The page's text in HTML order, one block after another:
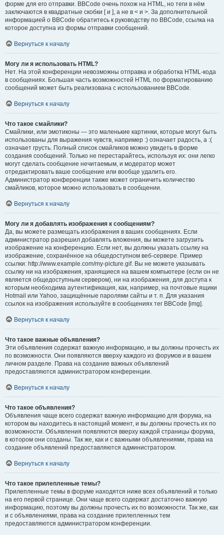
форме для его отправки. BBCode очень похож на HTML, но теги в нём
заключаются в квадратные скобки [ и ], а не в < и >. За дополнительной
информацией о BBCode обратитесь к руководству по BBCode, ссылка на
которое доступна из формы отправки сообщений.
Вернуться к началу
Могу ли я использовать HTML?
Нет. На этой конференции невозможны отправка и обработка HTML-кода
в сообщениях. Большая часть возможностей HTML по форматированию
сообщений может быть реализована с использованием BBCode.
Вернуться к началу
Что такое смайлики?
Смайлики, или эмотиконы — это маленькие картинки, которые могут быть
использованы для выражения чувств, например :) означает радость, а :(
означает грусть. Полный список смайликов можно увидеть в форме
создания сообщений. Только не перестарайтесь, используя их: они легко
могут сделать сообщение нечитаемым, и модератор может
отредактировать ваше сообщение или вообще удалить его.
Администратор конференции также может ограничить количество
смайликов, которое можно использовать в сообщении.
Вернуться к началу
Могу ли я добавлять изображения к сообщениям?
Да, вы можете размещать изображения в ваших сообщениях. Если
администратор разрешил добавлять вложения, вы можете загрузить
изображение на конференцию. Если нет, вы должны указать ссылку на
изображение, сохранённое на общедоступном веб-сервере. Пример
ссылки: http://www.example.com/my-picture.gif. Вы не можете указывать
ссылку ни на изображения, хранящиеся на вашем компьютере (если он не
является общедоступным сервером), ни на изображения, для доступа к
которым необходима аутентификация, как, например, на почтовые ящики
Hotmail или Yahoo, защищённые паролями сайты и т. п. Для указания
ссылок на изображения используйте в сообщениях тег BBCode [img].
Вернуться к началу
Что такое важные объявления?
Эти объявления содержат важную информацию, и вы должны прочесть их
по возможности. Они появляются вверху каждого из форумов и в вашем
личном разделе. Права на создание важных объявлений
предоставляются администратором конференции.
Вернуться к началу
Что такое объявления?
Объявления чаще всего содержат важную информацию для форума, на
котором вы находитесь в настоящий момент, и вы должны прочесть их по
возможности. Объявления появляются вверху каждой страницы форума,
в котором они созданы. Так же, как и с важными объявлениями, права на
создание объявлений предоставляются администратором.
Вернуться к началу
Что такое прилепленные темы?
Прилепленные темы в форуме находятся ниже всех объявлений и только
на его первой странице. Они чаще всего содержат достаточно важную
информацию, поэтому вы должны прочесть их по возможности. Так же, как
и с объявлениями, права на создание прилепленных тем
предоставляются администратором конференции.